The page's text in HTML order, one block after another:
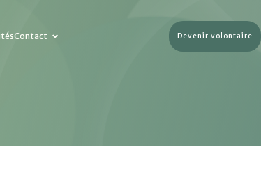
Contact Devenir volontaire